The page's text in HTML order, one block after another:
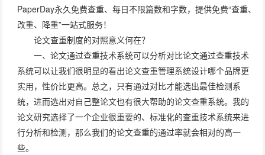
PaperDay永久免费查重、每日不限篇数和字数，提供免费“查重、
改重、降重”一站式服务！
论文查重制度的对照意义何在？
一、论文通过查重技术系统可以分析对比论文通过查重技术
系统可以让我们很明显的看出论文查重管理系统设计哪个品牌更
实用，性价比更高。总之，只有通过对比才能选出最佳检测系
统，进而选出对自己整论文也有很大帮助的论文查重系统。我的
论文研究选择了一个企业很重要的、标准化的查重技术系统来进
行分析和检测，那么我们的论文查重的通过率就会相对的高一
些。